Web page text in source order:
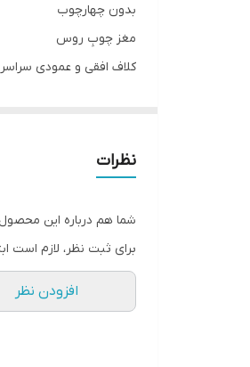
بدون چهارچوب
مغز چوبِ روس
کلاف افقی و عمودی
دارای ابزار
سیکرونایز شده ۸۰٪ ضد آب
نظرات
شما هم درباره این
برای ثبت نظر، لازم است
افزودن نظر